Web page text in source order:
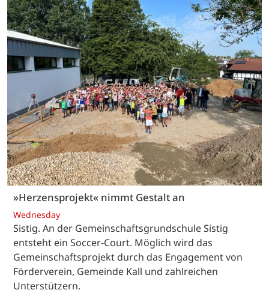
»Herzensprojekt« nimmt Gestalt an
Wednesday
Sistig. An der Gemeinschaftsgrundschule Sistig
entsteht ein Soccer-Court. Möglich wird das
Gemeinschaftsprojekt durch das Engagement von
Förderverein, Gemeinde Kall und zahlreichen
Unterstützern.